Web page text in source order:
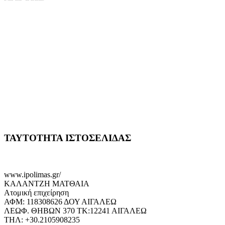
ΤΑΥΤΟΤΗΤΑ ΙΣΤΟΣΕΛΙΔΑΣ
www.ipolimas.gr/
ΚΑΛΑΝΤΖΗ ΜΑΤΘΑΙΑ
Ατομική επιχείρηση
ΑΦΜ: 118308626 ΔΟΥ ΑΙΓΑΛΕΩ
ΛΕΩΦ. ΘΗΒΩΝ 370 ΤΚ:12241 ΑΙΓΑΛΕΩ
ΤΗΛ: +30.2105908235